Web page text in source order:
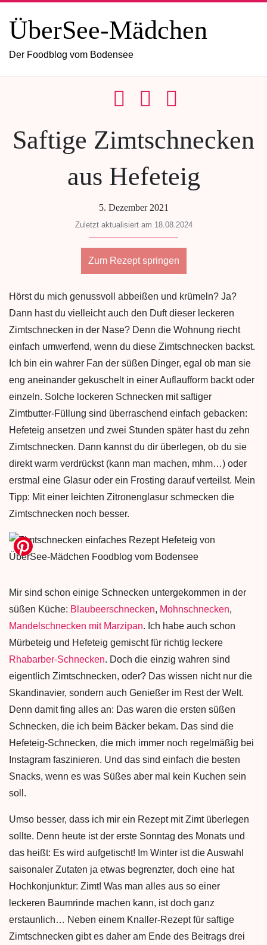
ÜberSee-Mädchen
Der Foodblog vom Bodensee
Saftige Zimtschnecken
aus Hefeteig
5. Dezember 2021
Zuletzt aktualisiert am 18.08.2024
Zum Rezept springen
Hörst du mich genussvoll abbeißen und krümeln? Ja?
Dann hast du vielleicht auch den Duft dieser leckeren
Zimtschnecken in der Nase? Denn die Wohnung riecht
einfach umwerfend, wenn du diese Zimtschnecken backst.
Ich bin ein wahrer Fan der süßen Dinger, egal ob man sie
eng aneinander gekuschelt in einer Auflaufform backt oder
einzeln. Solche lockeren Schnecken mit saftiger
Zimtbutter-Füllung sind überraschend einfach gebacken:
Hefeteig ansetzen und zwei Stunden später hast du zehn
Zimtschnecken. Dann kannst du dir überlegen, ob du sie
direkt warm verdrückst (kann man machen, mhm…) oder
erstmal eine Glasur oder ein Frosting darauf verteilst. Mein
Tipp: Mit einer leichten Zitronenglasur schmecken die
Zimtschnecken noch besser.
Mir sind schon einige Schnecken untergekommen in der
süßen Küche: Blaubeerschnecken, Mohnschnecken,
Mandelschnecken mit Marzipan. Ich habe auch schon
Mürbeteig und Hefeteig gemischt für richtig leckere
Rhabarber-Schnecken. Doch die einzig wahren sind
eigentlich Zimtschnecken, oder? Das wissen nicht nur die
Skandinavier, sondern auch Genießer im Rest der Welt.
Denn damit fing alles an: Das waren die ersten süßen
Schnecken, die ich beim Bäcker bekam. Das sind die
Hefeteig-Schnecken, die mich immer noch regelmäßig bei
Instagram faszinieren. Und das sind einfach die besten
Snacks, wenn es was Süßes aber mal kein Kuchen sein
soll.
Umso besser, dass ich mir ein Rezept mit Zimt überlegen
sollte. Denn heute ist der erste Sonntag des Monats und
das heißt: Es wird aufgetischt! Im Winter ist die Auswahl
saisonaler Zutaten ja etwas begrenzter, doch eine hat
Hochkonjunktur: Zimt! Was man alles aus so einer
leckeren Baumrinde machen kann, ist doch ganz
erstaunlich… Neben einem Knaller-Rezept für saftige
Zimtschnecken gibt es daher am Ende des Beitrags drei